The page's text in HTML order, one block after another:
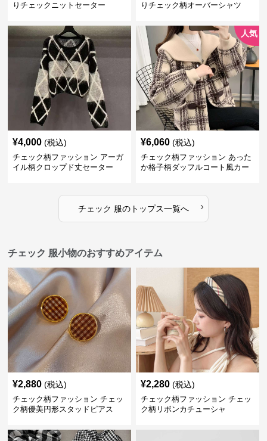
りチェックニットセーター
りチェック柄オーバーシャツ
¥4,000 (税込)
チェック柄ファッション アーガ
イル柄クロップド丈セーター
人気
¥6,060 (税込)
チェック柄ファッション あった
か格子柄ダッフルコート風カー
チェック 服のトップス一覧へ ›
チェック 服小物のおすすめアイテム
¥2,880 (税込)
チェック柄ファッション チェッ
ク柄優美円形スタッドピアス
¥2,280 (税込)
チェック柄ファッション チェッ
ク柄リボンカチューシャ